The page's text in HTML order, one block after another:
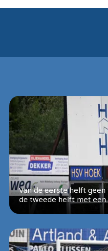
Van de eerste helft
de tweede helft met